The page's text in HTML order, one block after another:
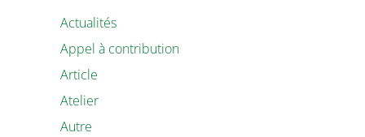
Actualités
Appel à contribution
Article
Atelier
Autre